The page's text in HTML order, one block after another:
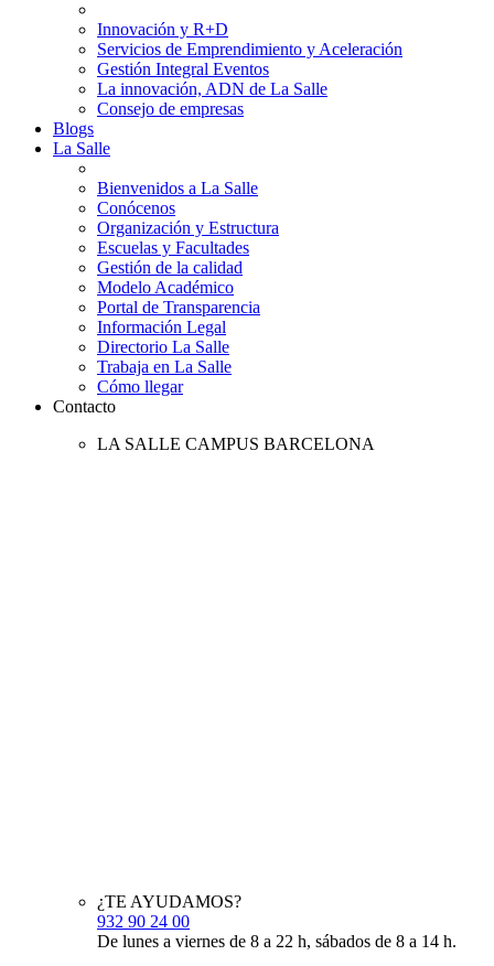
Innovación y R+D
Servicios de Emprendimiento y Aceleración
Gestión Integral Eventos
La innovación, ADN de La Salle
Consejo de empresas
Blogs
La Salle
Bienvenidos a La Salle
Conócenos
Organización y Estructura
Escuelas y Facultades
Gestión de la calidad
Modelo Académico
Portal de Transparencia
Información Legal
Directorio La Salle
Trabaja en La Salle
Cómo llegar
Contacto
LA SALLE CAMPUS BARCELONA
¿TE AYUDAMOS?
932 90 24 00
De lunes a viernes de 8 a 22 h, sábados de 8 a 14 h.